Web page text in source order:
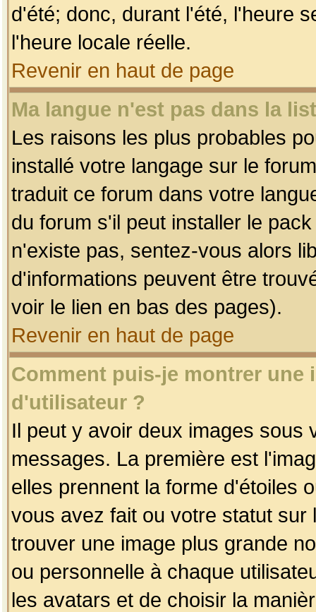
d'été; donc, durant l'été, l'heure
l'heure locale réelle.
Revenir en haut de page
Ma langue n'est pas dans la
Les raisons les plus probables
installé votre langage sur le
traduit ce forum dans votre
du forum s'il peut installer le
n'existe pas, sentez-vous alors
d'informations peuvent être
voir le lien en bas des pages).
Revenir en haut de page
Comment puis-je montrer une
d'utilisateur ?
Il peut y avoir deux images sous
messages. La première est
elles prennent la forme d'étoiles
vous avez fait ou votre statut
trouver une image plus grande
ou personnelle à chaque
les avatars et de choisir la